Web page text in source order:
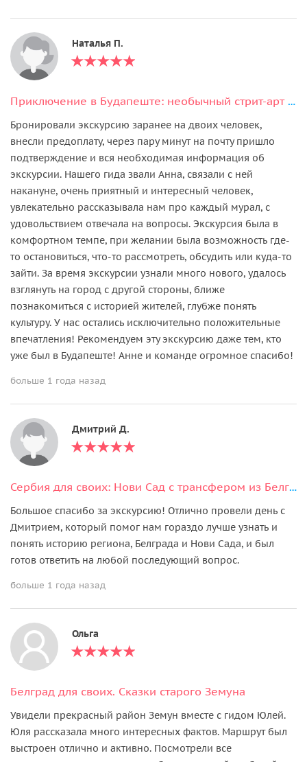
Наталья П.
Приключение в Будапеште: необычный стрит-арт и скрытые переулки
Бронировали экскурсию заранее на двоих человек,
внесли предоплату, через пару минут на почту пришло
подтверждение и вся необходимая информация об
экскурсии. Нашего гида звали Анна, связали с ней
накануне, очень приятный и интересный человек,
увлекательно рассказывала нам про каждый мурал, с
удовольствием отвечала на вопросы. Экскурсия была в
комфортном темпе, при желании была возможность где-
то остановиться, что-то рассмотреть, обсудить или куда-то
зайти. За время экскурсии узнали много нового, удалось
взглянуть на город с другой стороны, ближе
познакомиться с историей жителей, глубже понять
культуру. У нас остались исключительно положительные
впечатления! Рекомендуем эту экскурсию даже тем, кто
уже был в Будапеште! Анне и команде огромное спасибо!
больше 1 года назад
Дмитрий Д.
Сербия для своих: Нови Сад с трансфером из Белграда и обратно
Большое спасибо за экскурсию! Отлично провели день с
Дмитрием, который помог нам гораздо лучше узнать и
понять историю региона, Белграда и Нови Сада, и был
готов ответить на любой последующий вопрос.
больше 1 года назад
Ольга
Белград для своих. Сказки старого Земуна
Увидели прекрасный район Земун вместе с гидом Юлей.
Юля рассказала много интересных фактов. Маршрут был
выстроен отлично и активно. Посмотрели все